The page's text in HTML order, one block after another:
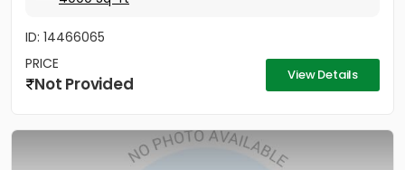
ID: 14466065
PRICE
Not Provided View Details